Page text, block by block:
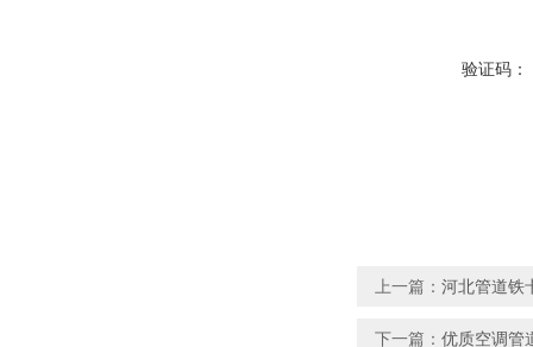
验证码：
上一篇： 河北管道铁
下一篇： 优质空调管